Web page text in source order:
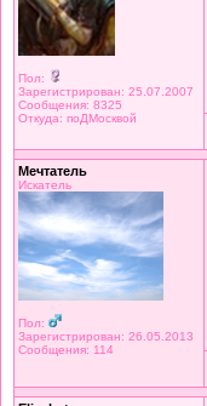
Пол:
Зарегистрирован: 25.07.2007
Сообщения: 8325
Откуда: поДМосквой
Мечтатель
Искатель
Пол:
Зарегистрирован: 26.05.2013
Сообщения: 114